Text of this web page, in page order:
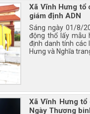
Xã Vĩnh Hưng tổ
giám định ADN
Sáng ngày 01/8/
động thổ lấy mẫu
định danh tính các
Hưng và Nghĩa
Xã Vĩnh Hưng
Ngày Thương